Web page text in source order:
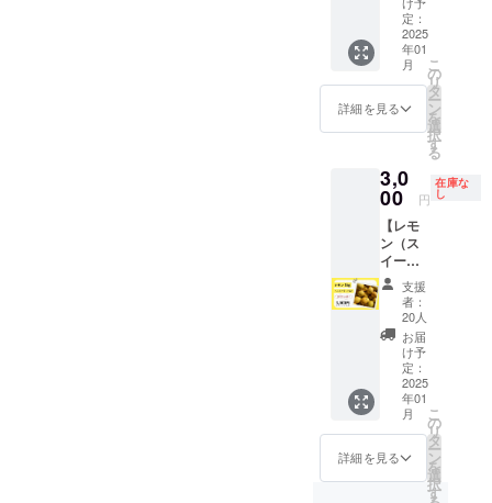
歳未満
の乳児
には与
えない
でくだ
商品ラ
ベルに
意事項
が記載
されて
います
ので、
開封前
に必ず
ご確認
くださ
い。 毎
日のご
褒美や
贈り物
にぴっ
たりの
ケーキ
を、こ
りま
す。消
費期限
は1月31
日とな
りま
意事項
＞ 冷蔵
便でお
届けし
ます。
本製品
にはち
みつを
使用し
ており
ます。1
歳未満
の乳児
には与
えない
さい。
商品ラ
費期
限： 要
冷蔵
（10℃
前後）
で保
以内に
お召し
上がり
くださ
い。 ※2
月12日
発送分
は、当
日製造
したも
のとな
りま
す。消
費期限
は2月16
日とな
りま
ビーン
ガム）
※卵、乳
成分、
小麦、
アーモ
ンドを
含みま
造工場
では、
くる
み・大
豆を含
む製品
を製造
してい
ます。
保存方
法・消
費期
限： 要
冷蔵
（10℃
前後）
で保
必ずお
届けの
リター
ンに貼
付され
たラベ
ルや注
意書き
認くだ
さい。
〈レモ
ン〉
モン
1kg（品
種は選
べませ
ん） 名
之原市
産レモ
茶 名
称；煎
茶
（ティ
ーバッ
グ） 内
容量；1
パック
（ティ
ーバッ
2g×10
個） 大
きさ；
200×70
原材
料；
× 縦
100mm
） の豪
華6点
セッ
ト！ ぜ
力をす
べて堪
能して
みては
いかが
でしょ
うか！ -
-----------
乗りレ
モン
1kg（品
種は選
べませ
ん） 名
之原市
産レモ
クエン
ドシト
ロン
（金の
延べ
棒） ・
ズケー
キ ・は
ちみつ
レモン
ビス
ケット
・堀内
カレン
ダー
（横
148mm
× 縦
100mm
） の豪
華6点
セッ
ト！ ぜ
シャル
セット
【注】2
月26日
(水)発送
分とな
りま
（冷蔵
便でお
届けし
ます）
・波乗
りレモ
ン1kg
・レモ
ン緑茶
・
ウィー
クエン
ドシト
ロン
（金の
延べ
棒） ・
定：
2025
年01
月
詳細を見る
こ
の
リ
タ
ー
ン
を
選
択
す
る
3,0
00 円
在庫な
し
【レモ
ン（ス
イート
レモ
ン）
1kg】
生産量
がわず
か、酸
味が少
ないス
イート
レモン
をお届
けしま
す。 そ
支援
者：
20人
お届
け予
定：
2025
年01
月
詳細を見る
こ
の
リ
タ
ー
ン
を
選
択
す